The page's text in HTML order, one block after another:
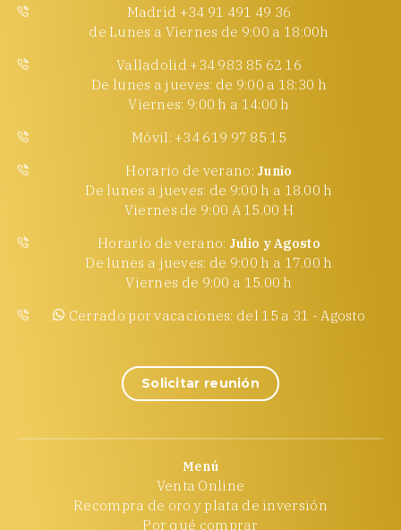
Madrid +34 91 491 49 36
de Lunes a Viernes de 9:00 a 18:00h
Valladolid +34 983 85 62 16
De lunes a jueves: de 9:00 a 18:30 h
Viernes: 9:00 h a 14:00 h
Móvil: +34 619 97 85 15
Horario de verano: Junio
De lunes a jueves: de 9:00 h a 18.00 h
Viernes de 9:00 A 15.00 H
Horario de verano: Julio y Agosto
De lunes a jueves: de 9:00 h a 17.00 h
Viernes de 9:00 a 15.00 h
Cerrado por vacaciones: del 15 a 31 - Agosto
Solicitar reunión
Menú
Venta Online
Recompra de oro y plata de inversión
Por qué comprar